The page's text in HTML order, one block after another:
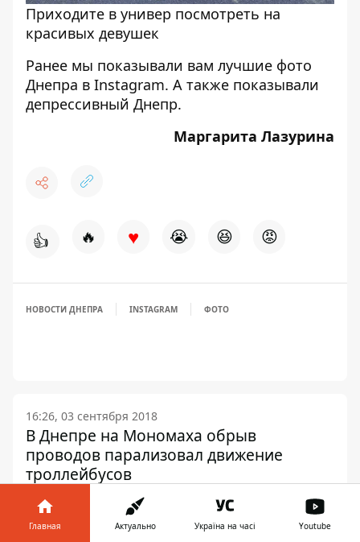
Приходите в универ посмотреть на
красивых девушек
Ранее мы показывали вам лучшие фото
Днепра в Instagram. А также показывали
депрессивный Днепр.
Маргарита Лазурина
👍 🔥 ♥ 😭 😆 😡
НОВОСТИ ДНЕПРА INSTAGRAM ФОТО
16:26, 03 сентября 2018
В Днепре на Мономаха обрыв
проводов парализовал движение
троллейбусов
Информатор Днепр
ЖУРНАЛИСТ
Главная Актуально Україна на часі Youtube